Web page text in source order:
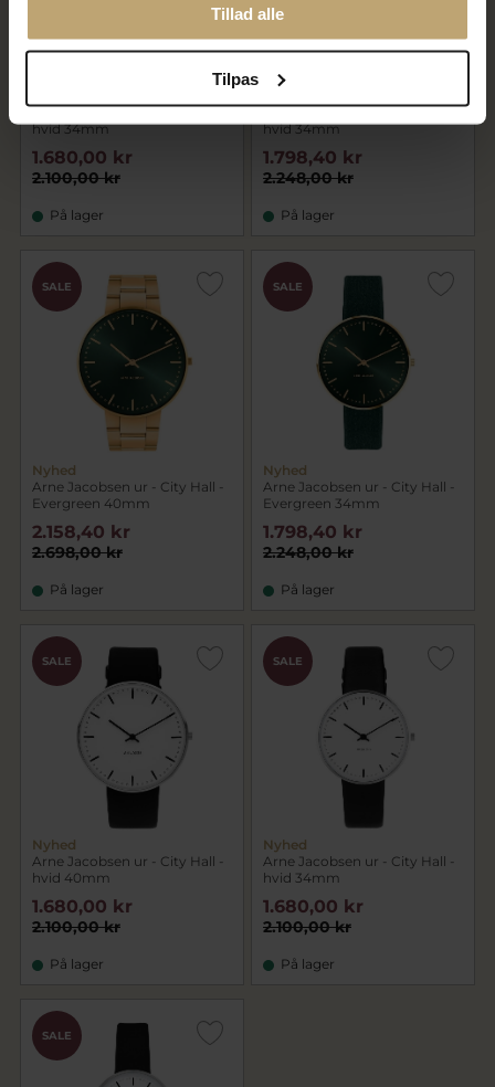
Tillad alle
Tilpas
Arne Jacobsen ur - Bankers -
hvid 34mm
2.100,00 kr
1.680,00 kr
På lager
Arne Jacobsen ur - Station -
hvid 34mm
2.248,00 kr
1.798,40 kr
På lager
SALE
Nyhed
Arne Jacobsen ur - City Hall -
Evergreen 40mm
2.698,00 kr
2.158,40 kr
På lager
SALE
Nyhed
Arne Jacobsen ur - City Hall -
Evergreen 34mm
2.248,00 kr
1.798,40 kr
På lager
SALE
Nyhed
Arne Jacobsen ur - City Hall -
hvid 40mm
2.100,00 kr
1.680,00 kr
På lager
SALE
Nyhed
Arne Jacobsen ur - City Hall -
hvid 34mm
2.100,00 kr
1.680,00 kr
På lager
SALE